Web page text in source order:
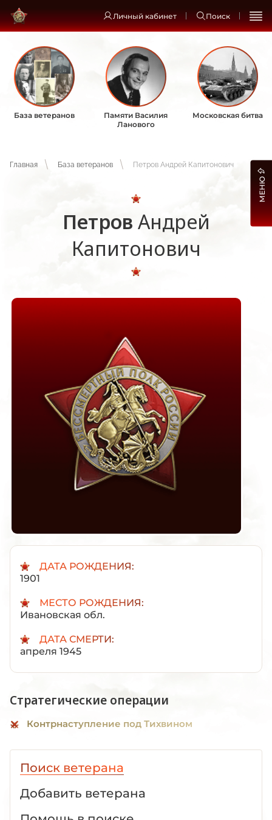
Личный кабинет Поиск
База ветеранов
Памяти Василия
Ланового
Московская битва
Главная База ветеранов Петров Андрей Капитонович
Петров Андрей
Капитонович
ДАТА РОЖДЕНИЯ:
1901
МЕСТО РОЖДЕНИЯ:
Ивановская обл.
ДАТА СМЕРТИ:
апреля 1945
Стратегические операции
Контрнаступление под Тихвином
Поиск ветерана
Добавить ветерана
МЕНЮ